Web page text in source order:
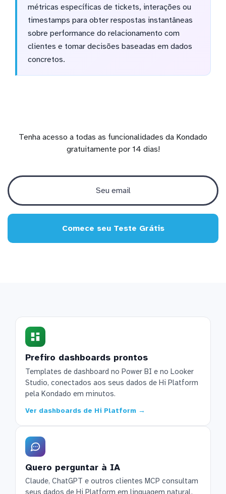
métricas específicas de tickets, interações ou
timestamps para obter respostas instantâneas
sobre performance do relacionamento com
clientes e tomar decisões baseadas em dados
concretos.
Tenha acesso a todas as funcionalidades da Kondado
gratuitamente por 14 dias!
Comece seu Teste Grátis
Prefiro dashboards prontos
Templates de dashboard no Power BI e no Looker
Studio, conectados aos seus dados de Hi Platform
pela Kondado em minutos.
Ver dashboards de Hi Platform →
Quero perguntar à IA
Claude, ChatGPT e outros clientes MCP consultam